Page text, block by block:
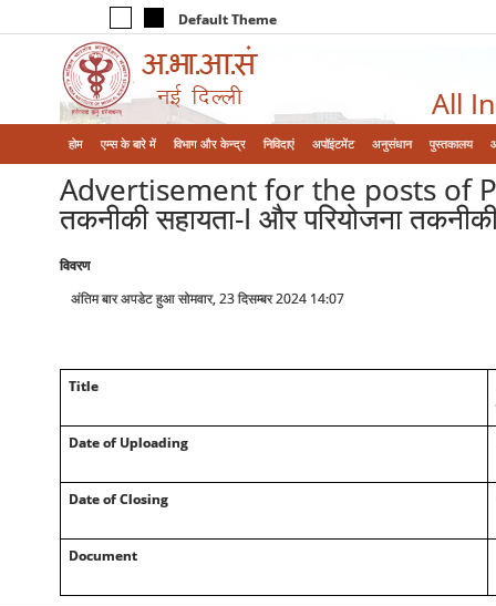
Default Theme
All
होम एम्‍स के बारे में विभाग और केन्‍द्र निविदाएं अपॉइंटमेंट अनुसंधान पुस्तकालय
Advertisement for the posts of
तकनीकी सहायता-I और परियोजना
विवरण
अंतिम बार अपडेट हुआ सोमवार, 23 दिसम्बर 2024 14:07
Title
Date of Uploading
Date of Closing
Document